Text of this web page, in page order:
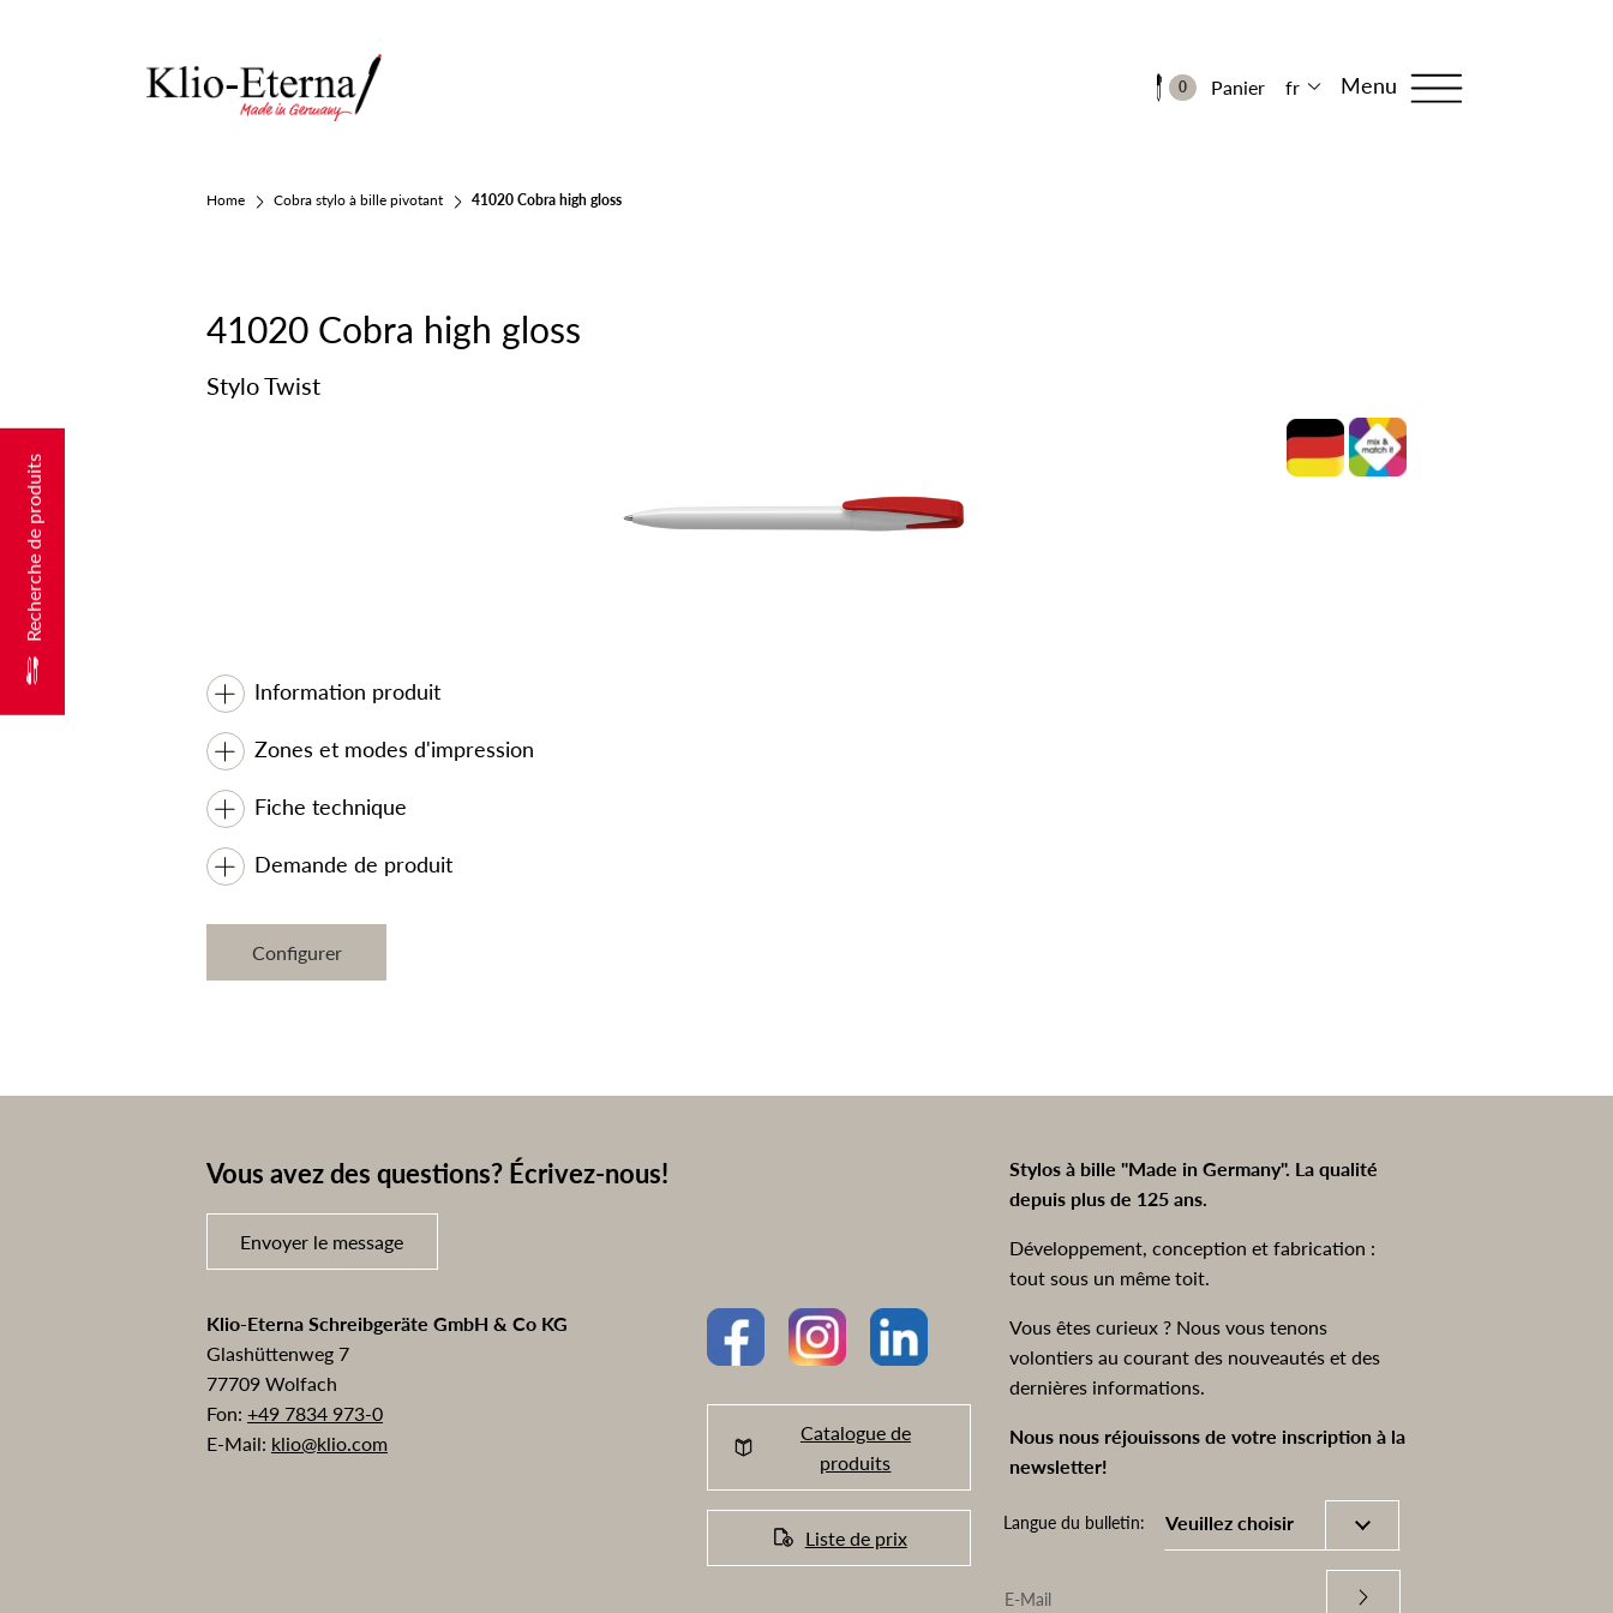
0 Panier fr Menu
Home Cobra stylo à bille pivotant 41020 Cobra high gloss
41020 Cobra high gloss
Stylo Twist
Information produit
Zones et modes d'impression
Fiche technique
Demande de produit
Configurer
Recherche de produits
Vous avez des questions? Écrivez-nous!
Envoyer le message
Stylos à bille "Made in Germany". La qualité
depuis plus de 125 ans.
Développement, conception et fabrication :
tout sous un même toit.
Vous êtes curieux ? Nous vous tenons
volontiers au courant des nouveautés et des
dernières informations.
Nous nous réjouissons de votre inscription à la
newsletter!
Langue du bulletin:
Klio-Eterna Schreibgeräte GmbH & Co KG
Glashüttenweg 7
77709 Wolfach
Fon: +49 7834 973-0
E-Mail: klio@klio.com
Catalogue de
produits
Liste de prix